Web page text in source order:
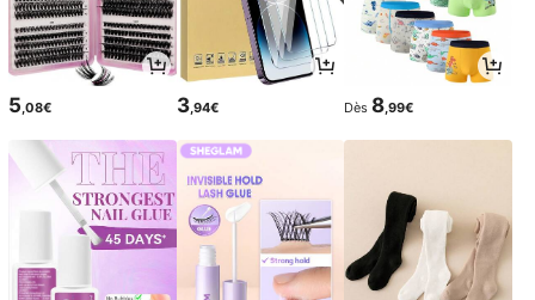
5 ,08€ 3,94€ Dès 8,99€